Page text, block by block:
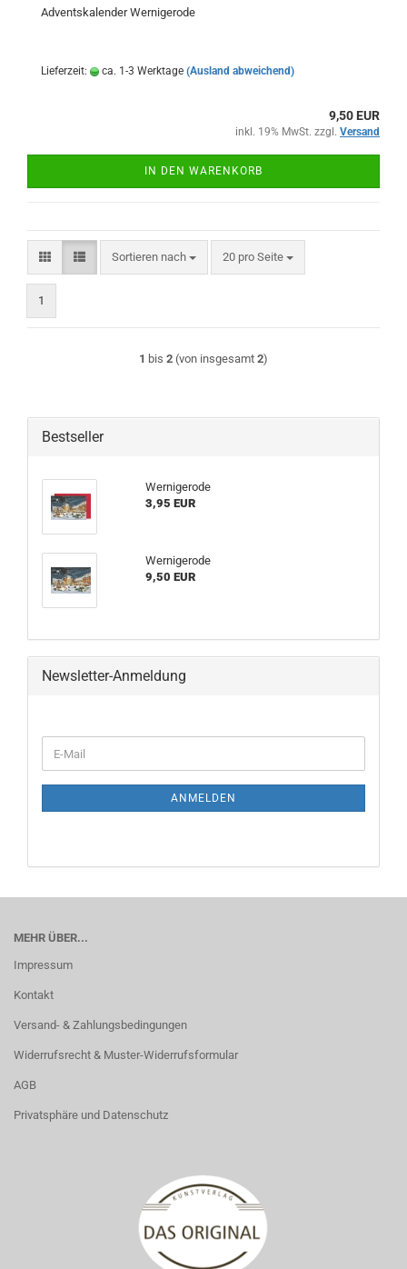
Adventskalender Wernigerode
Lieferzeit: ca. 1-3 Werktage (Ausland abweichend)
9,50 EUR
inkl. 19% MwSt. zzgl. Versand
IN DEN WARENKORB
Sortieren nach
Sortieren nach 20 pro Seite
pro Seite
1
1 bis 2 (von insgesamt 2)
Bestseller
Wernigerode
3,95 EUR
Wernigerode
9,50 EUR
Newsletter-Anmeldung
ZUR
E-
Mail
ANMELDEN
MEHR ÜBER...
Impressum
Kontakt
Versand- & Zahlungsbedingungen
Widerrufsrecht & Muster-Widerrufsformular
AGB
Privatsphäre und Datenschutz